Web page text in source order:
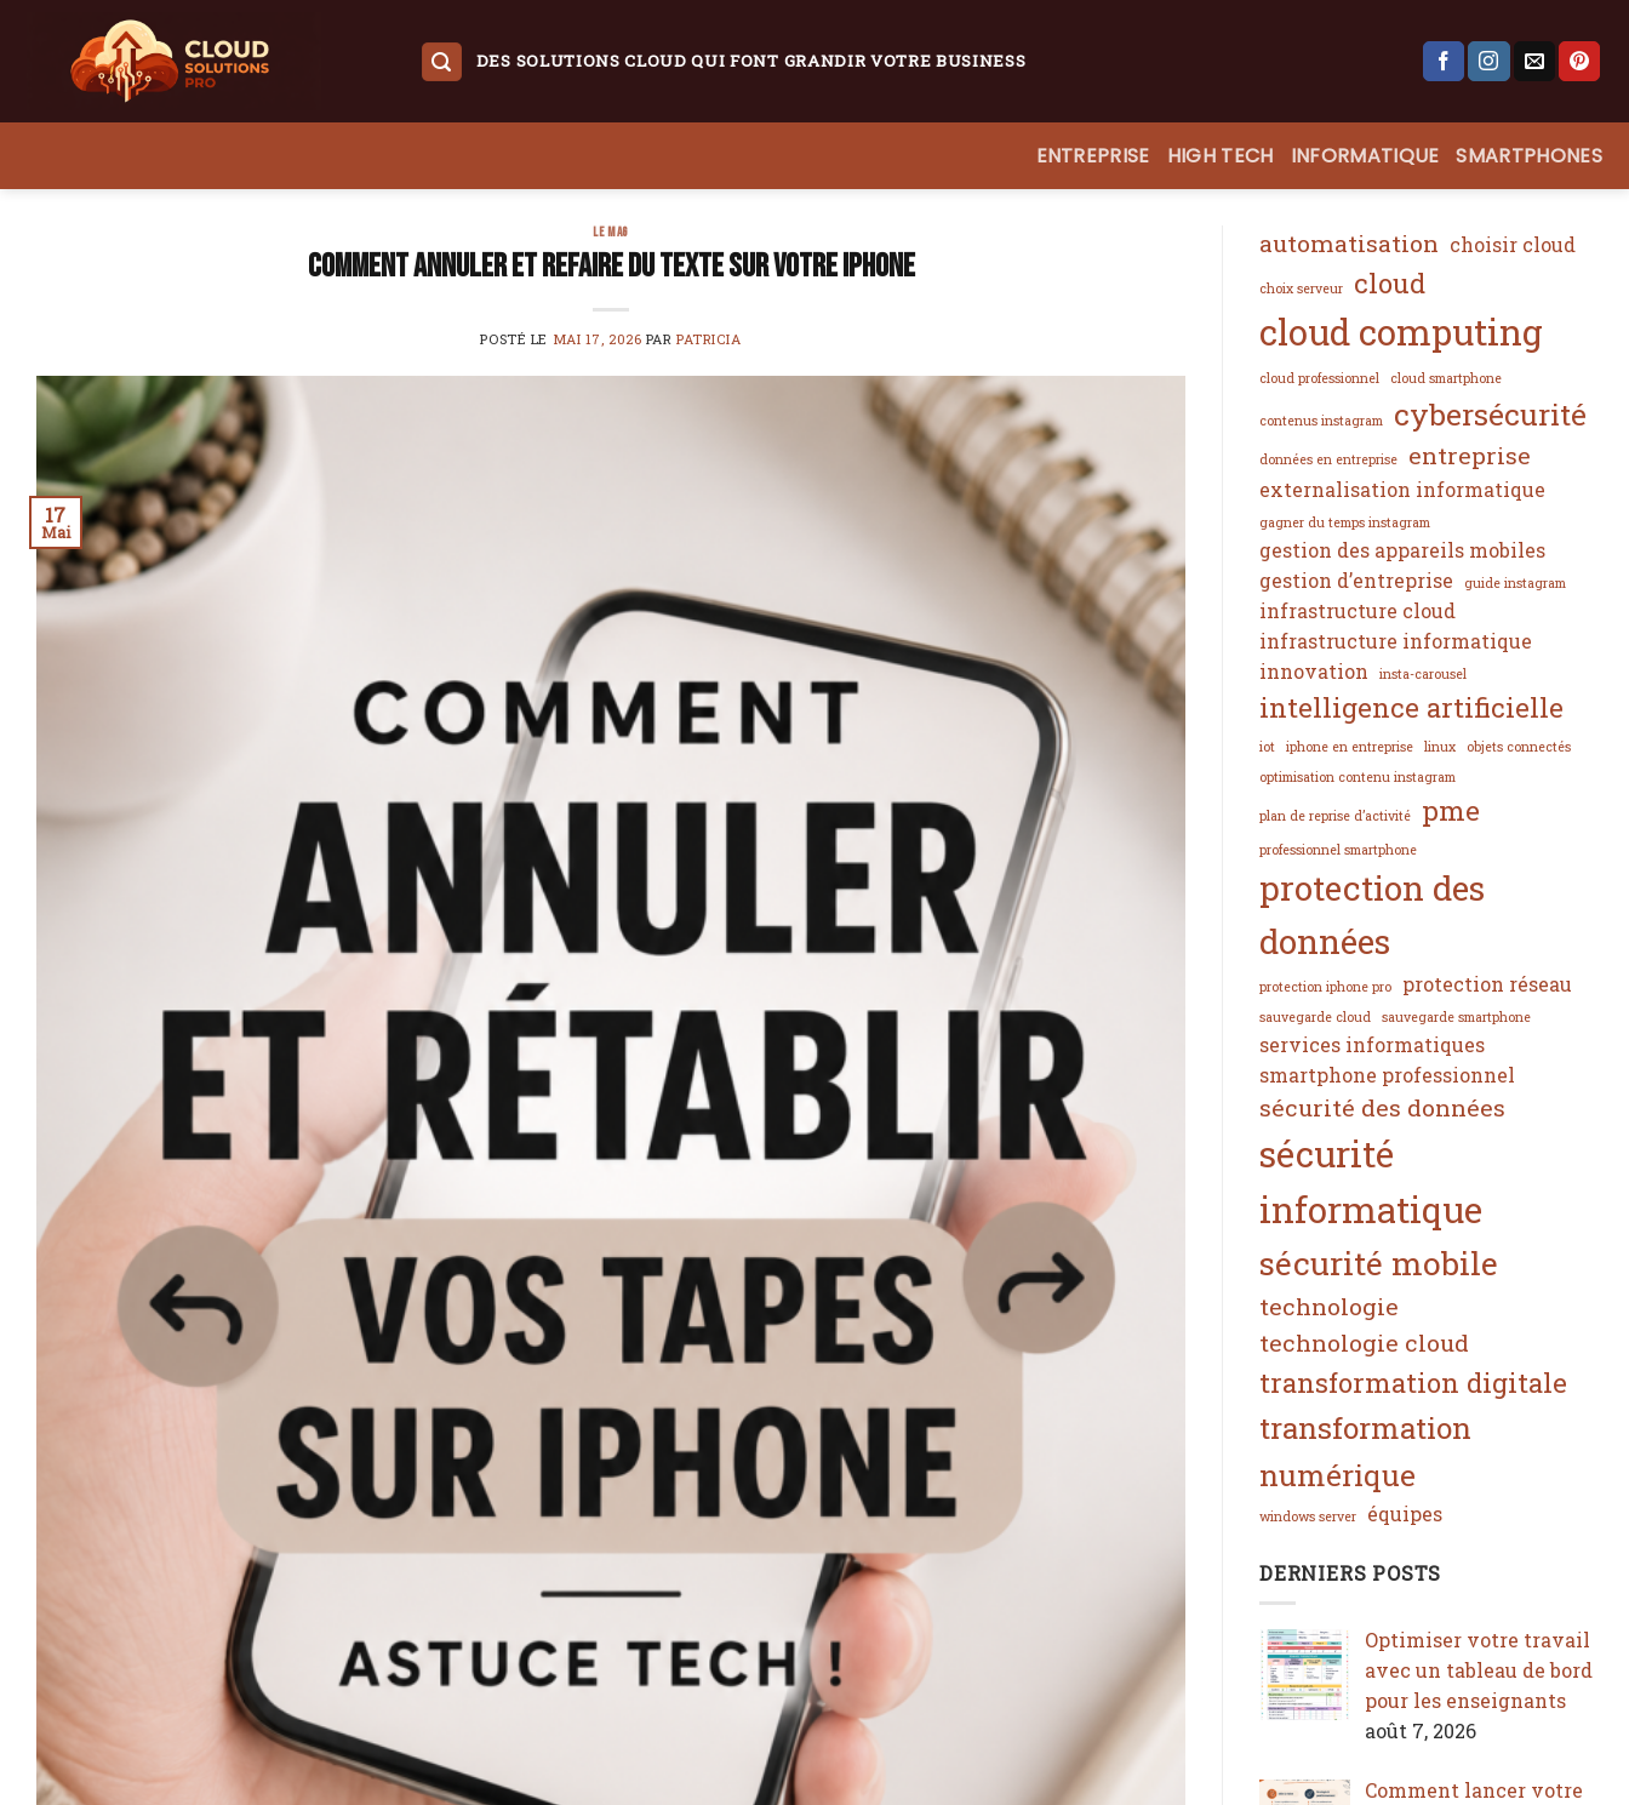
content
DES SOLUTIONS CLOUD QUI FONT GRANDIR VOTRE BUSINESS
ENTREPRISE HIGH TECH INFORMATIQUE SMARTPHONES
LE MAG
Comment annuler et refaire du texte sur votre iPhone
POSTÉ LE MAI 17, 2026 PARPATRICIA
17
Mai
automatisation choisir cloud
choix serveur cloud
cloud computing
cloud professionnel cloud smartphone
contenus instagram cybersécurité
données en entreprise entreprise
externalisation informatique
gagner du temps instagram
gestion des appareils mobiles
gestion d’entreprise
guide instagram
infrastructure cloud
infrastructure informatique
innovation
insta-carousel
intelligence artificielle
iot iphone en entreprise linux
objets connectés
optimisation contenu instagram
plan de reprise d’activité pme
professionnel smartphone
protection des
données
protection iphone pro protection réseau
sauvegarde cloud sauvegarde smartphone
services informatiques
smartphone professionnel
sécurité des données
sécurité
informatique
sécurité mobile
technologie
technologie cloud
transformation digitale
transformation
numérique
windows server équipes
DERNIERS POSTS
Optimiser votre travail
avec un tableau de bord
pour les enseignants
août 7, 2026
Comment lancer votre